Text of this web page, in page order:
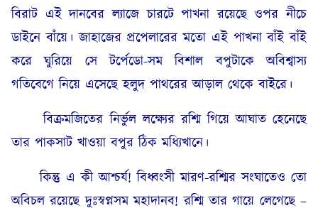
বিরাট এই দানবের ল্যাজে চারটে পাখনা রয়েছে ওপর নীচে
ডাইনে বাঁয়ে। জাহাজের প্রপেলারের মতো এই পাখনা বাঁই বাঁই
করে ঘুরিয়ে সে টর্পেডো-সম বিশাল বপুটাকে অবিশ্বাস্য
গতিবেগে নিয়ে এসেছে হলুদ পাথরের আড়াল থেকে বাইরে।
বিক্রমজিতের নির্ভুল লক্ষ্যের রশ্মি গিয়ে আঘাত হেনেছে
তার পাকসাট খাওয়া বপুর ঠিক মধ্যিখানে।
কিন্তু এ কী আশ্চর্য! বিধ্বংসী মারণ-রশ্মির সংঘাতেও তো
অবিচল রয়েছে দুঃস্বপ্নসম মহাদানব! রশ্মি তার গায়ে লেগেছে –